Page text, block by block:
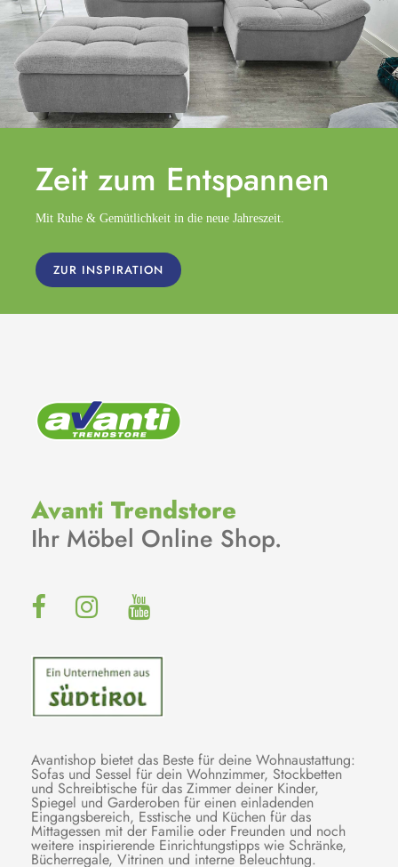
Zeit zum Entspannen
Mit Ruhe & Gemütlichkeit in die neue Jahreszeit.
ZUR INSPIRATION
Avanti Trendstore
Ihr Möbel Online Shop.
Avantishop bietet das Beste für deine Wohnaustattung:
Sofas und Sessel für dein Wohnzimmer, Stockbetten
und Schreibtische für das Zimmer deiner Kinder,
Spiegel und Garderoben für einen einladenden
Eingangsbereich, Esstische und Küchen für das
Mittagessen mit der Familie oder Freunden und noch
weitere inspirierende Einrichtungstipps wie Schränke,
Bücherregale, Vitrinen und interne Beleuchtung.